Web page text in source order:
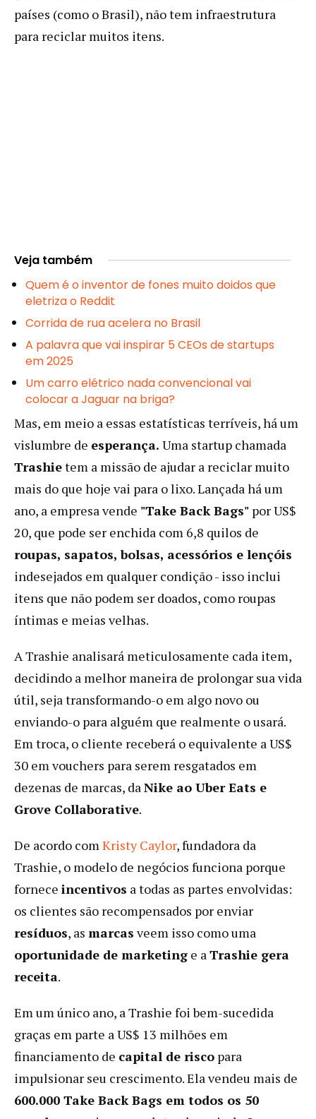
países (como o Brasil), não tem infraestrutura
para reciclar muitos itens.
Veja também
Quem é o inventor de fones muito doidos que
eletriza o Reddit
Corrida de rua acelera no Brasil
A palavra que vai inspirar 5 CEOs de startups
em 2025
Um carro elétrico nada convencional vai
colocar a Jaguar na briga?
Mas, em meio a essas estatísticas terríveis, há um
vislumbre de esperança. Uma startup chamada
Trashietem a missão de ajudar a reciclar muito
mais do que hoje vai para o lixo. Lançada há um
ano, a empresa vende "Take Back Bags" por US$
20, que pode ser enchida com 6,8 quilos de
roupas, sapatos, bolsas, acessórios e lençóis
indesejados em qualquer condição - isso inclui
itens que não podem ser doados, como roupas
íntimas e meias velhas.
A Trashie analisará meticulosamente cada item,
decidindo a melhor maneira de prolongar sua vida
útil, seja transformando-o em algo novo ou
enviando-o para alguém que realmente o usará.
Em troca, o cliente receberá o equivalente a US$
30 em vouchers para serem resgatados em
dezenas de marcas, daNike ao Uber Eats e
Grove Collaborative.
De acordo comKristy Caylor, fundadora da
Trashie, o modelo de negócios funciona porque
fornece incentivos a todas as partes envolvidas:
os clientes são recompensados ​​por enviar
resíduos, as marcas veem isso como uma
oportunidade de marketing e aTrashie gera
receita.
Em um único ano, a Trashie foi bem-sucedida
graças em parte a US$ 13 milhões em
financiamento de capital de risco para
impulsionar seu crescimento. Ela vendeu mais de
600.000 Take Back Bags em todos os 50